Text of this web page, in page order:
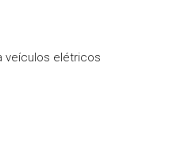
veículos elétricos